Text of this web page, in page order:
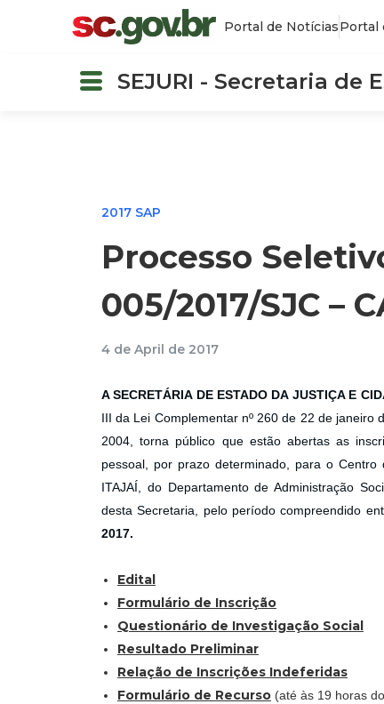
Portal de NotíciasPortal
SEJURI - Secretaria de
2017 SAP
Processo
005/2017/SJC –
4 de April de 2017
A SECRETÁRIA DE ESTADO DA JUSTIÇA E
III da Lei Complementar nº 260 de 22 de
2004, torna público que estão abertas as
pessoal, por prazo determinado, para o
ITAJAÍ, do Departamento de Administração
desta Secretaria, pelo período compreendido
2017.
Edital
Formulário de Inscrição
Questionário de Investigação Social
Resultado Preliminar
Relação de Inscrições Indeferidas
Formulário de Recurso (até às 19 horas